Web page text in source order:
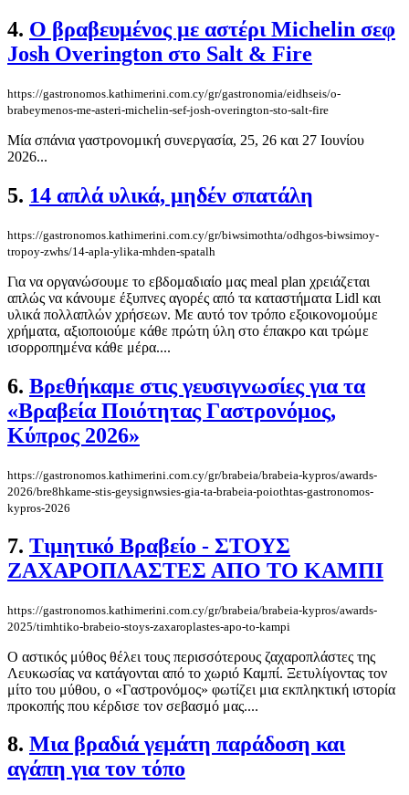
4. Ο βραβευμένος με αστέρι Michelin σεφ
Josh Overington στο Salt & Fire
https://gastronomos.kathimerini.com.cy/gr/gastronomia/eidhseis/o-
brabeymenos-me-asteri-michelin-sef-josh-overington-sto-salt-fire
Μία σπάνια γαστρονομική συνεργασία, 25, 26 και 27 Ιουνίου
2026...
5. 14 απλά υλικά, μηδέν σπατάλη
https://gastronomos.kathimerini.com.cy/gr/biwsimothta/odhgos-biwsimoy-
tropoy-zwhs/14-apla-ylika-mhden-spatalh
Για να οργανώσουμε το εβδομαδιαίο μας meal plan χρειάζεται
απλώς να κάνουμε έξυπνες αγορές από τα καταστήματα Lidl και
υλικά πολλαπλών χρήσεων. Με αυτό τον τρόπο εξοικονομούμε
χρήματα, αξιοποιούμε κάθε πρώτη ύλη στο έπακρο και τρώμε
ισορροπημένα κάθε μέρα....
6. Βρεθήκαμε στις γευσιγνωσίες για τα
«Βραβεία Ποιότητας Γαστρονόμος,
Κύπρος 2026»
https://gastronomos.kathimerini.com.cy/gr/brabeia/brabeia-kypros/awards-
2026/bre8hkame-stis-geysignwsies-gia-ta-brabeia-poiothtas-gastronomos-
kypros-2026
7. Τιμητικό Βραβείο - ΣΤΟΥΣ
ΖΑΧΑΡΟΠΛΑΣΤΕΣ ΑΠΟ ΤΟ ΚΑΜΠΙ
https://gastronomos.kathimerini.com.cy/gr/brabeia/brabeia-kypros/awards-
2025/timhtiko-brabeio-stoys-zaxaroplastes-apo-to-kampi
Ο αστικός μύθος θέλει τους περισσότερους ζαχαροπλάστες της
Λευκωσίας να κατάγονται από το χωριό Καμπί. Ξετυλίγοντας τον
μίτο του μύθου, ο «Γαστρονόμος» φωτίζει μια εκπληκτική ιστορία
προκοπής που κέρδισε τον σεβασμό μας....
8. Μια βραδιά γεμάτη παράδοση και
αγάπη για τον τόπο